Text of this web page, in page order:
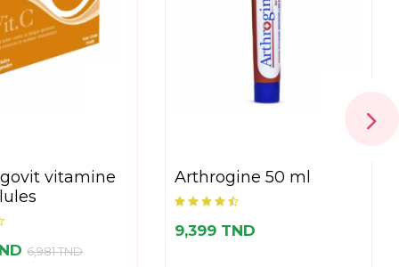
6,981 TND
arthrogine 50 ml
9,399 TND